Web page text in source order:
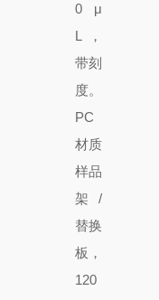
0 μ
L，
带刻
度。
PC
材质
样品
架/
替换
板 ，
120